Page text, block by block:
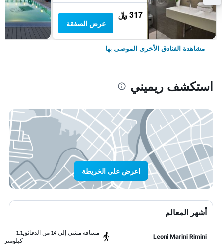
317 ﷼
عرض الصفقة
مشاهدة الفنادق الأخرى الموصى بها
استكشف ريميني
اعرض على الخريطة
أشهر المعالم
Leoni Marini Rimini
مسافة مشي إلى 14 من الدقائق
1.1
كيلومتر